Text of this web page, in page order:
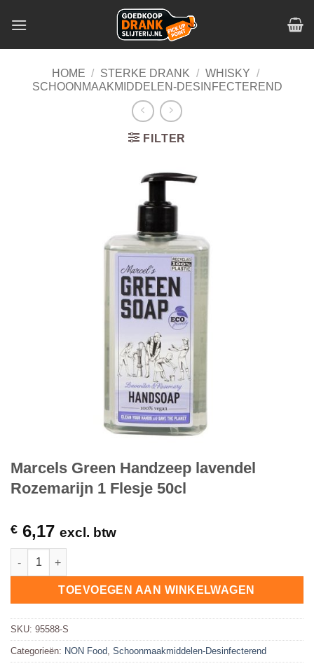
HOME / STERKE DRANK / WHISKY /
SCHOONMAAKMIDDELEN-DESINFECTEREND
FILTER
Marcels Green Handzeep lavendel
Rozemarijn 1 Flesje 50cl
€ 6,17 excl. btw
Marcels Green Handzeep lavendel Rozemarijn 1 Flesje 50cl
TOEVOEGEN AAN WINKELWAGEN
SKU: 95588-S
Categorieën: NON Food Schoonmaakmiddelen-Desinfecterend